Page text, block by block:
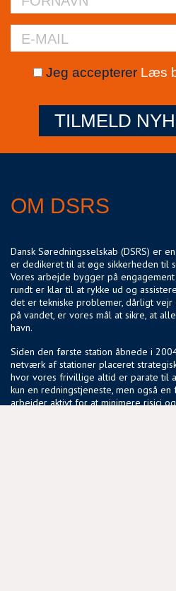
Jeg accepterer Læs
TILMELD
OM DSRS
Dansk Søredningsselskab (DSRS) er
er dedikeret til at øge sikkerheden til
Vores arbejde bygger på
rundt er klar til at rykke ud og
det er tekniske problemer, dårligt
på vandet, er vores mål at sikre, at
havn.
Siden den første station åbnede i
netværk af stationer placeret
hvor vores frivillige altid er parate til
kun en redningstjeneste, men også
arbejder aktivt for at minimere risici